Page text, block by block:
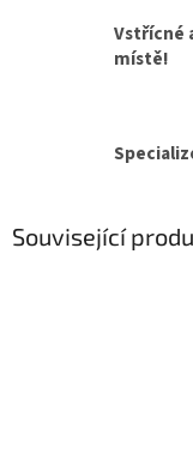
Vstřícné
místě!
Související